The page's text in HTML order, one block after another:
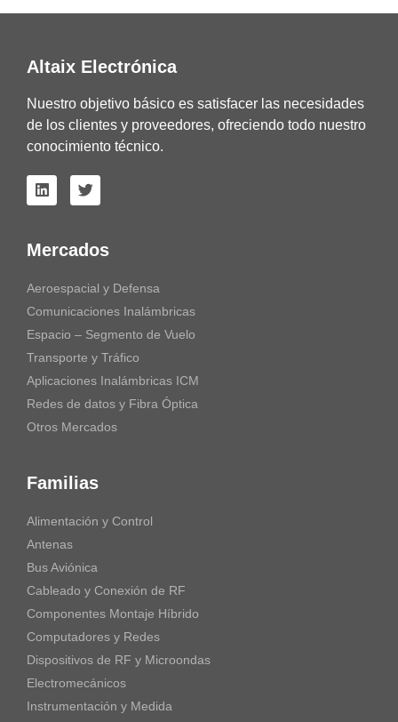
Altaix Electrónica
Nuestro objetivo básico es satisfacer las necesidades
de los clientes y proveedores, ofreciendo todo nuestro
conocimiento técnico.
Mercados
Aeroespacial y Defensa
Comunicaciones Inalámbricas
Espacio – Segmento de Vuelo
Transporte y Tráfico
Aplicaciones Inalámbricas ICM
Redes de datos y Fibra Óptica
Otros Mercados
Familias
Alimentación y Control
Antenas
Bus Aviónica
Cableado y Conexión de RF
Componentes Montaje Híbrido
Computadores y Redes
Dispositivos de RF y Microondas
Electromecánicos
Instrumentación y Medida